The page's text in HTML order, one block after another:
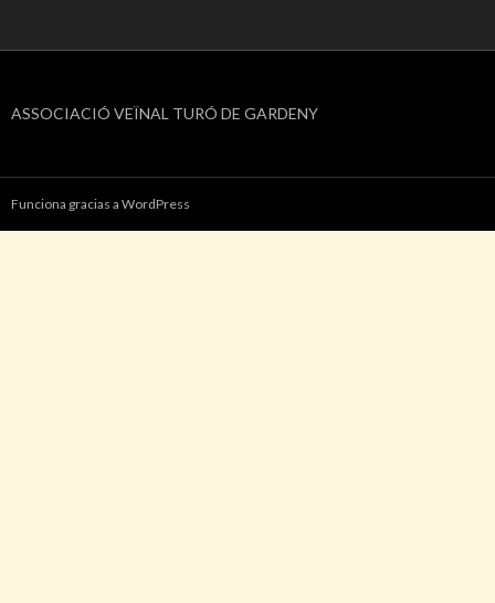
ASSOCIACIÓ VEÏNAL TURÓ DE GARDENY
Funciona gracias a WordPress